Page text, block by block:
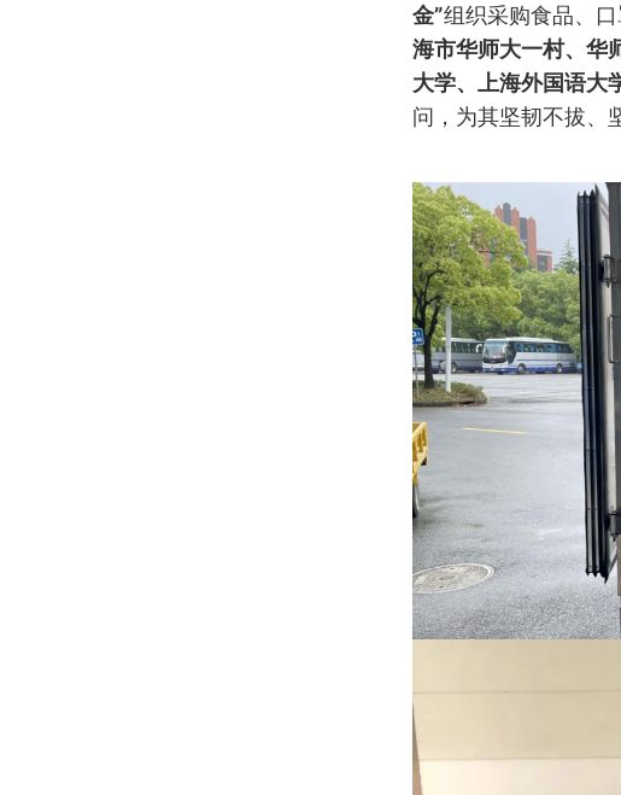
金”组织采购食品、
海市华师大一村、华
大学、上海外国语大
问，为其坚韧不拔、